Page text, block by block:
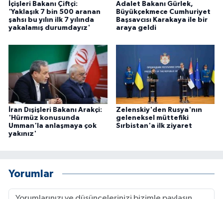
İçişleri Bakanı Çiftçi:
'Yaklaşık 7 bin 500 aranan
şahsı bu yılın ilk 7 yılında
yakalamış durumdayız'
Adalet Bakanı Gürlek,
Büyükçekmece Cumhuriyet
Başsavcısı Karakaya ile bir
araya geldi
İran Dışişleri Bakanı Arakçi:
'Hürmüz konusunda
Umman'la anlaşmaya çok
yakınız'
Zelenskiy'den Rusya'nın
geleneksel müttefiki
Sırbistan'a ilk ziyaret
Yorumlar